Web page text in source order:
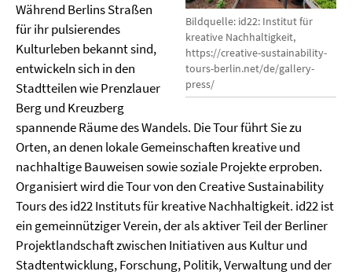
Bildquelle: id22: Institut für
kreative Nachhaltigkeit,
https://creative-sustainability-
tours-berlin.net/de/gallery-
press/
Während Berlins Straßen
für ihr pulsierendes
Kulturleben bekannt sind,
entwickeln sich in den
Stadtteilen wie Prenzlauer
Berg und Kreuzberg
spannende Räume des Wandels. Die Tour führt Sie zu
Orten, an denen lokale Gemeinschaften kreative und
nachhaltige Bauweisen sowie soziale Projekte erproben.
Organisiert wird die Tour von den Creative Sustainability
Tours des id22 Instituts für kreative Nachhaltigkeit. id22 ist
ein gemeinnütziger Verein, der als aktiver Teil der Berliner
Projektlandschaft zwischen Initiativen aus Kultur und
Stadtentwicklung, Forschung, Politik, Verwaltung und der